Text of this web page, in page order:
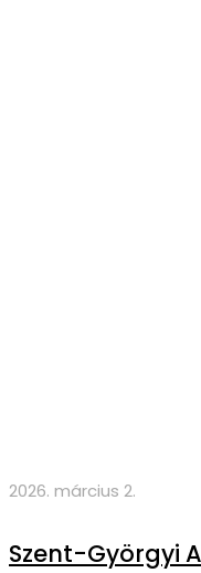
2026. március 2.
Szent-Györgyi